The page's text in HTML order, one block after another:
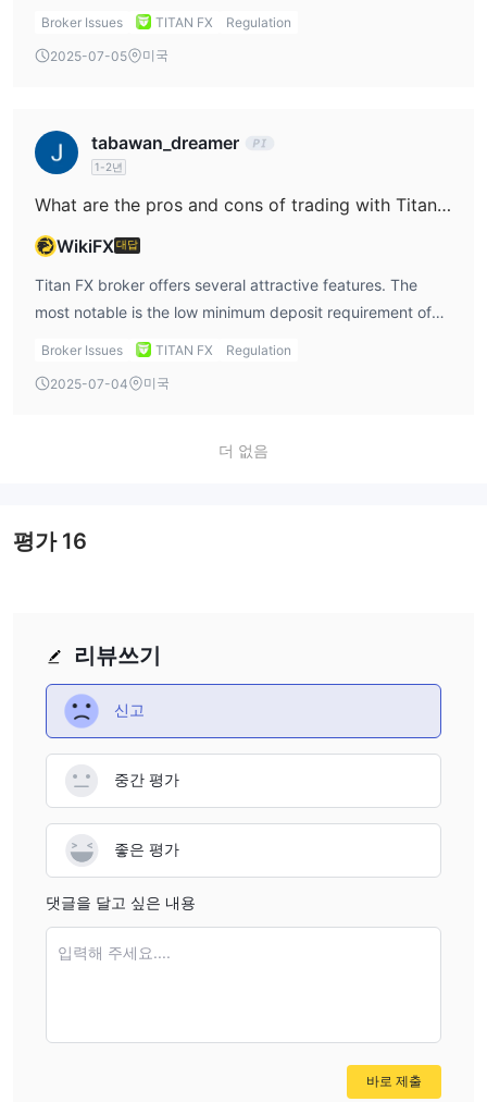
legitimate broker. However, the fact that Titan FX is
of protection as brokers regulated by higher-tier
requirements and weaker enforcement mechanisms,
which might be concerning for traders who seek strong
protections for their funds. Despite this, Titan FX broker is
including access to Titan FX MT4 and Titan FX MT5, two
of the most widely used platforms in the industry. In my
Titan FX review, I note that while the broker is technically
safe to use, traders must understand the risks involved
leverage and low minimum deposits are attractive, but
Broker Issues TITAN FX Regulation
2025-07-05 미국
tabawan_dreamer
1-2년
What are the pros and cons of trading with Titan FX?
WikiFX대답
Titan FX broker offers several attractive features. The
most notable is the low minimum deposit requirement of
$0, allowing anyone to start trading without significant
MT5, both powerful and widely-used platforms for
market execution. The broker offers a variety of trading
opportunities for diversification. However, one of the
significant drawbacks is Titan FX’s offshore regulatory
review, I advise traders to weigh the broker’s flexible
trading conditions and low deposit options against the
potential risks of trading under offshore regulation.
1:1000) can amplify both gains and losses, which can be
risky, especially for inexperienced traders.
Broker Issues TITAN FX Regulation
2025-07-04 미국
더 없음
리뷰쓰기
신고
중간 평가
좋은 평가
댓글을 달고 싶은 내용
입력해 주세요....
바로 제출
평가16